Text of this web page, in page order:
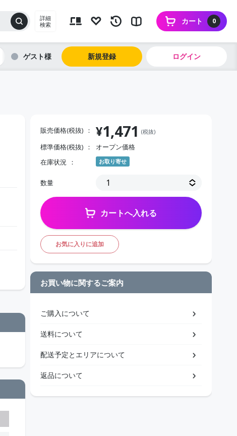
詳細
検索
0
カート
ゲスト 新規登録 ログイン
販売価格(税抜) ¥1,471 (税抜)
標準価格(税抜)
オープン価格
在庫状況
お取り寄せ
数量
カートへ入れる
お気に入りに追加
お買い物に関するご案内
ご購入について
送料について
配送予定とエリアについて
返品について